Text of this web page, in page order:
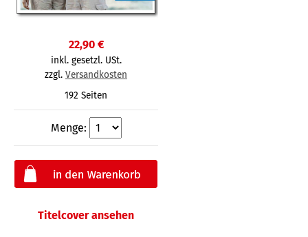
22,90 €
inkl. gesetzl. USt.
zzgl. Versandkosten
192 Seiten
Menge:
Titelcover ansehen